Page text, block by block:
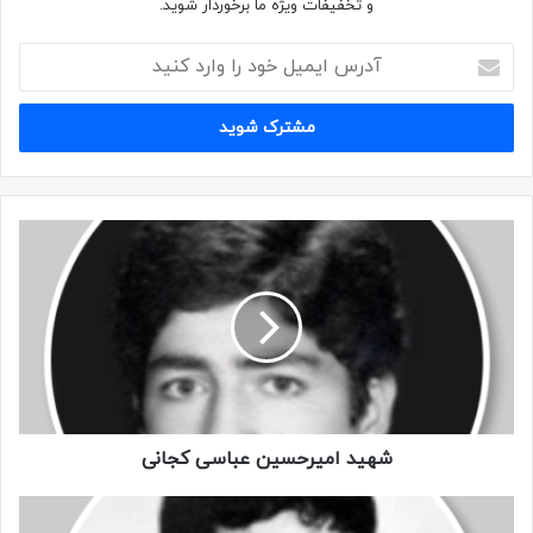
https://www.ali-akbar.ir/۷۴۵/شهید-علیرضا-آملی/
شهید علیرضا آملی
کتاب اعزامی از شهر ری
گردان علی اکبر
محمود روشن
کپی لینک
و تخفیفات ویژه ما برخوردار شوید.
شهید امیرحسین عباسی کجانی